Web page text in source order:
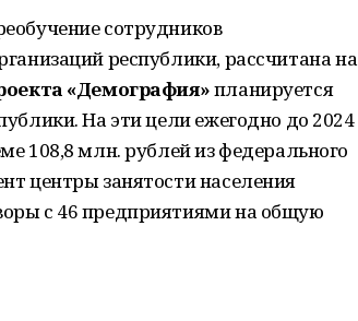
сотрудников
республики, рассчитана на
«Демография»планируется
На эти цели ежегодно до 2024
108,8 млн. рублей из федерального
центры занятости населения
с 46 предприятиями на общую